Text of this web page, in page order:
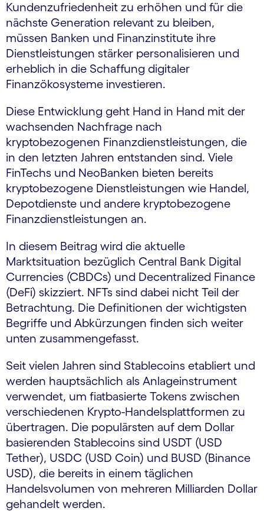
Kundenzufriedenheit zu erhöhen und für die
nächste Generation relevant zu bleiben,
müssen Banken und Finanzinstitute ihre
Dienstleistungen stärker personalisieren und
erheblich in die Schaffung digitaler
Finanzökosysteme investieren.
Diese Entwicklung geht Hand in Hand mit der
wachsenden Nachfrage nach
kryptobezogenen Finanzdienstleistungen, die
in den letzten Jahren entstanden sind. Viele
FinTechs und NeoBanken bieten bereits
kryptobezogene Dienstleistungen wie Handel,
Depotdienste und andere kryptobezogene
Finanzdienstleistungen an.
In diesem Beitrag wird die aktuelle
Marktsituation bezüglich Central Bank Digital
Currencies (CBDCs) und Decentralized Finance
(DeFi) skizziert. NFTs sind dabei nicht Teil der
Betrachtung. Die Definitionen der wichtigsten
Begriffe und Abkürzungen finden sich weiter
unten zusammengefasst.
Seit vielen Jahren sind Stablecoins etabliert und
werden hauptsächlich als Anlageinstrument
verwendet, um fiatbasierte Tokens zwischen
verschiedenen Krypto-Handelsplattformen zu
übertragen. Die populärsten auf dem Dollar
basierenden Stablecoins sind USDT (USD
Tether), USDC (USD Coin) und BUSD (Binance
USD), die bereits in einem täglichen
Handelsvolumen von mehreren Milliarden Dollar
gehandelt werden.